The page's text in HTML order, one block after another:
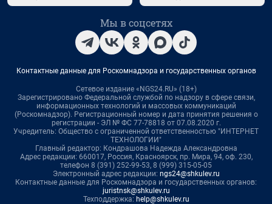
Мы в соцсетях
Контактные данные для Роскомнадзора и государственных органов
Сетевое издание «NGS24.RU» (18+)
Зарегистрировано Федеральной службой по надзору в сфере связи,
информационных технологий и массовых коммуникаций
(Роскомнадзор). Регистрационный номер и дата принятия решения о
регистрации - ЭЛ № ФС 77-78818 от 07.08.2020 г.
Учредитель: Общество с ограниченной ответственностью "ИНТЕРНЕТ
ТЕХНОЛОГИИ"
Главный редактор: Кондрашова Надежда Александровна
Адрес редакции: 660017, Россия, Красноярск, пр. Мира, 94, оф. 230,
телефон 8 (391) 252-99-53, 8 (999) 315-05-05
Электронный адрес редакции: ngs24@shkulev.ru
Контактные данные для Роскомнадзора и государственных органов:
juristnsk@shkulev.ru
Техподдержка: help@shkulev.ru